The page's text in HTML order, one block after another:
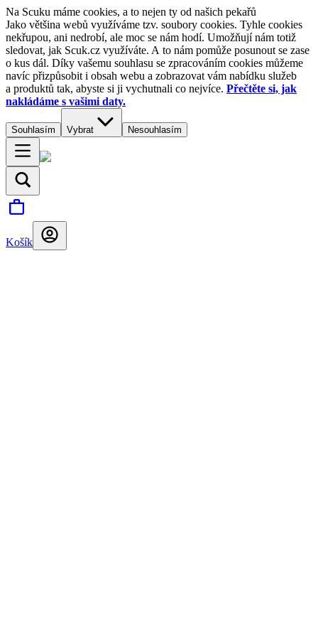
Na Scuku máme cookies, a to nejen ty od našich pekařů
Jako většina webů využíváme tzv. soubory cookies. Tyhle cookies
nekřupou, ani nedrobí, ale moc se nám hodí. Umožňují nám totiž
sledovat, jak Scuk.cz využíváte. A to nám pomůže posunout se zase
o kus dál. Díky vašemu souhlasu se zpracováním cookies můžeme
navíc přizpůsobit i obsah webu a zobrazovat vám nabídku služeb
a produktů tak, abyste si ji vychutnali co nejvíce. Přečtěte si, jak
nakládáme s vašimi daty.
Souhlasím Vybrat Nesouhlasím
Košík